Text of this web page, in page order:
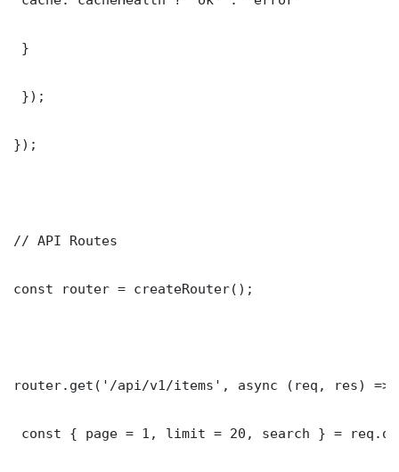
}
});
});
// API Routes
const router = createRouter();
router.get('/api/v1/items', async (req, res) =>
const { page = 1, limit = 20, search } =